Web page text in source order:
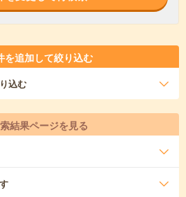
を追加して絞り込む
込む
結果ページを見る